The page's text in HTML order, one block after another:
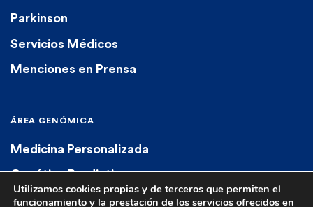
Parkinson
Servicios Médicos
Menciones en Prensa
ÁREA GENÓMICA
Medicina Personalizada
Genética Predictiva
Genética Diagnóstica
Utilizamos cookies propias y de terceros que permiten el
funcionamiento y la prestación de los servicios ofrecidos en